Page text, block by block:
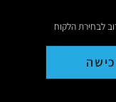
לבחירת הלקוח